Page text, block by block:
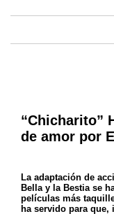
“Chicharito”
de amor por
La adaptación de
Bella y la Bestia se
películas más
ha servido para que,